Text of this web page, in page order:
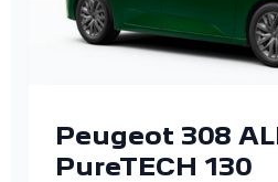
Peugeot 308
PureTECH 130